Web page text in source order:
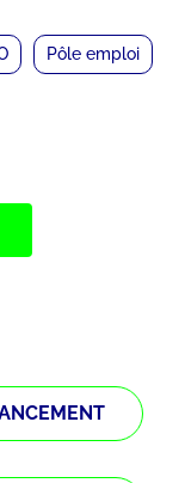
Pôle emploi